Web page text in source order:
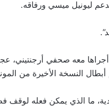
ليونيل ميسي ورفاقه.
معه صحفي أرجنتيني،
أبطال النسخة الأخيرة من
ما الذي يمكن فعله لوقف